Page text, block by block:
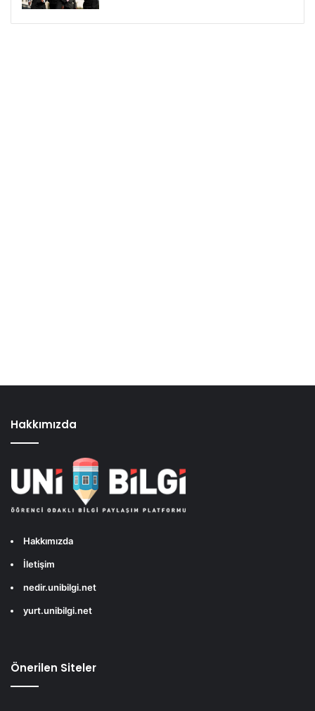
Hakkımızda
Hakkımızda
İletişim
nedir.unibilgi.net
yurt.unibilgi.net
Önerilen Siteler